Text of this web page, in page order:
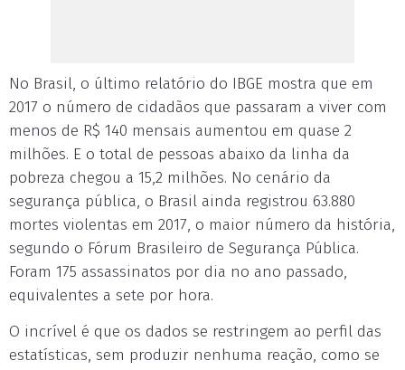
No Brasil, o último relatório do IBGE mostra que em
2017 o número de cidadãos que passaram a viver com
menos de R$ 140 mensais aumentou em quase 2
milhões. E o total de pessoas abaixo da linha da
pobreza chegou a 15,2 milhões. No cenário da
segurança pública, o Brasil ainda registrou 63.880
mortes violentas em 2017, o maior número da história,
segundo o Fórum Brasileiro de Segurança Pública.
Foram 175 assassinatos por dia no ano passado,
equivalentes a sete por hora.
O incrível é que os dados se restringem ao perfil das
estatísticas, sem produzir nenhuma reação, como se